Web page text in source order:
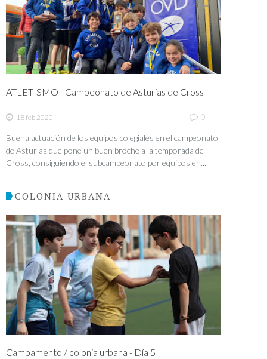
ATLETISMO - Campeonato de Asturias de Cross
18 feb 2020 0
Buena actuación de los equipos colegiales en el campeonato
de Asturias que pone un buen broche a la temporada de
Cross, consiguiendo el subcampeonato por equipos en...
COLONIA URBANA
Campamento / colonia urbana - Día 5